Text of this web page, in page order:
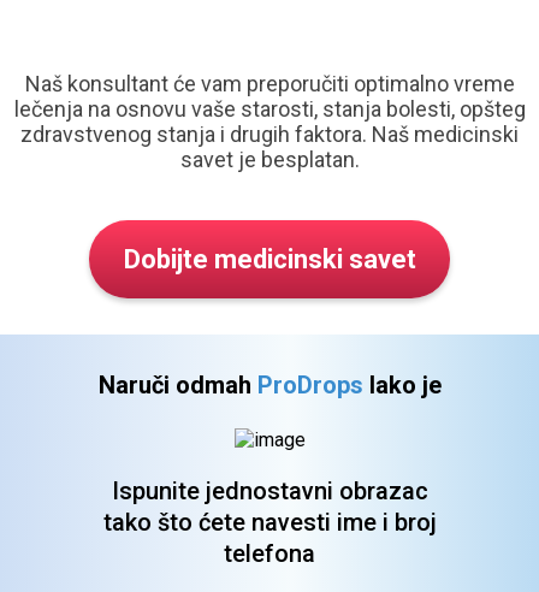
Naš konsultant će vam preporučiti optimalno vreme
lečenja na osnovu vaše starosti, stanja bolesti, opšteg
zdravstvenog stanja i drugih faktora. Naš medicinski
savet je besplatan.
Dobijte medicinski savet
Naruči odmah ProDrops lako je
Ispunite jednostavni obrazac
tako što ćete navesti ime i broj
telefona